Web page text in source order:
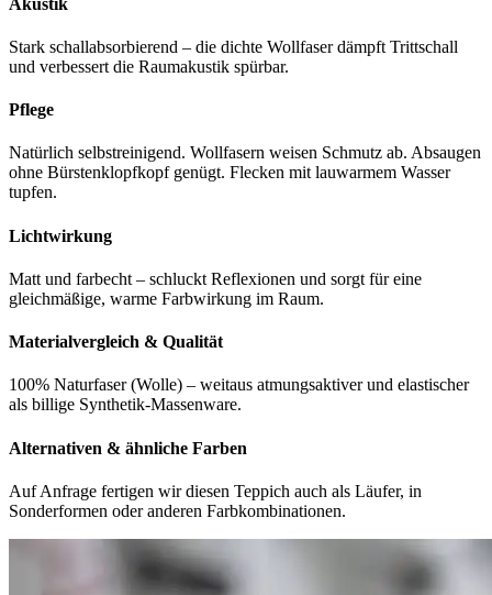
Stark schallabsorbierend – die dichte Wollfaser dämpft Trittschall
und verbessert die Raumakustik spürbar.
Pflege
Natürlich selbstreinigend. Wollfasern weisen Schmutz ab. Absaugen
ohne Bürstenklopfkopf genügt. Flecken mit lauwarmem Wasser
tupfen.
Lichtwirkung
Matt und farbecht – schluckt Reflexionen und sorgt für eine
gleichmäßige, warme Farbwirkung im Raum.
Materialvergleich & Qualität
100% Naturfaser (Wolle) – weitaus atmungsaktiver und elastischer
als billige Synthetik-Massenware.
Alternativen & ähnliche Farben
Auf Anfrage fertigen wir diesen Teppich auch als Läufer, in
Sonderformen oder anderen Farbkombinationen.